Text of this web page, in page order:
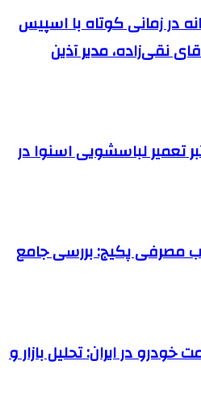
در زمانی کوتاه با اسپیس
نقی‌زاده، مدیر آذین
تعمیر لباسشویی اسنوا در
مصرفی پکیج: بررسی جامع
در ایران: تحلیل بازار و